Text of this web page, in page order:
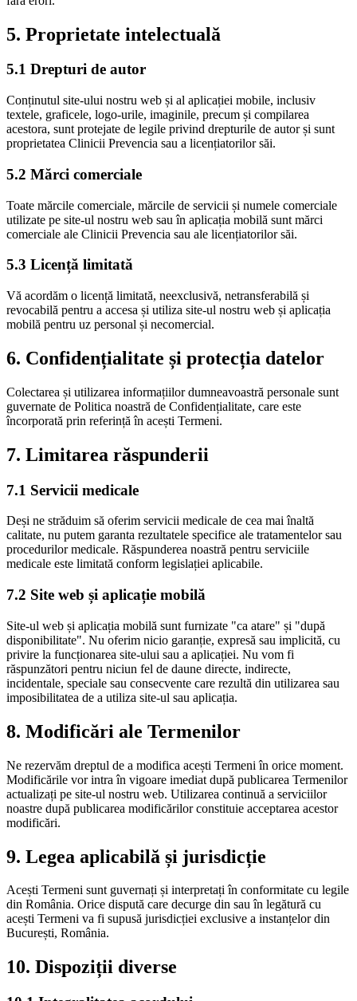
5. Proprietate intelectuală
5.1 Drepturi de autor
Conținutul site-ului nostru web și al aplicației mobile, inclusiv
textele, graficele, logo-urile, imaginile, precum și compilarea
acestora, sunt protejate de legile privind drepturile de autor și sunt
proprietatea Clinicii Prevencia sau a licențiatorilor săi.
5.2 Mărci comerciale
Toate mărcile comerciale, mărcile de servicii și numele comerciale
utilizate pe site-ul nostru web sau în aplicația mobilă sunt mărci
comerciale ale Clinicii Prevencia sau ale licențiatorilor săi.
5.3 Licență limitată
Vă acordăm o licență limitată, neexclusivă, netransferabilă și
revocabilă pentru a accesa și utiliza site-ul nostru web și aplicația
mobilă pentru uz personal și necomercial.
6. Confidențialitate și protecția datelor
Colectarea și utilizarea informațiilor dumneavoastră personale sunt
guvernate de Politica noastră de Confidențialitate, care este
încorporată prin referință în acești Termeni.
7. Limitarea răspunderii
7.1 Servicii medicale
Deși ne străduim să oferim servicii medicale de cea mai înaltă
calitate, nu putem garanta rezultatele specifice ale tratamentelor sau
procedurilor medicale. Răspunderea noastră pentru serviciile
medicale este limitată conform legislației aplicabile.
7.2 Site web și aplicație mobilă
Site-ul web și aplicația mobilă sunt furnizate "ca atare" și "după
disponibilitate". Nu oferim nicio garanție, expresă sau implicită, cu
privire la funcționarea site-ului sau a aplicației. Nu vom fi
răspunzători pentru niciun fel de daune directe, indirecte,
incidentale, speciale sau consecvente care rezultă din utilizarea sau
imposibilitatea de a utiliza site-ul sau aplicația.
8. Modificări ale Termenilor
Ne rezervăm dreptul de a modifica acești Termeni în orice moment.
Modificările vor intra în vigoare imediat după publicarea Termenilor
actualizați pe site-ul nostru web. Utilizarea continuă a serviciilor
noastre după publicarea modificărilor constituie acceptarea acestor
modificări.
9. Legea aplicabilă și jurisdicție
Acești Termeni sunt guvernați și interpretați în conformitate cu legile
din România. Orice dispută care decurge din sau în legătură cu
acești Termeni va fi supusă jurisdicției exclusive a instanțelor din
București, România.
10. Dispoziții diverse